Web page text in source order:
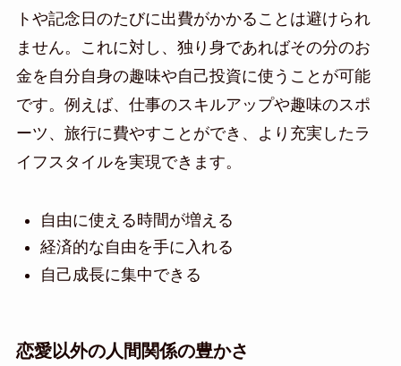
トや記念日のたびに出費がかかることは避けられ
ません。これに対し、独り身であればその分のお
金を自分自身の趣味や自己投資に使うことが可能
です。例えば、仕事のスキルアップや趣味のスポ
ーツ、旅行に費やすことができ、より充実したラ
イフスタイルを実現できます。
自由に使える時間が増える
経済的な自由を手に入れる
自己成長に集中できる
恋愛以外の人間関係の豊かさ